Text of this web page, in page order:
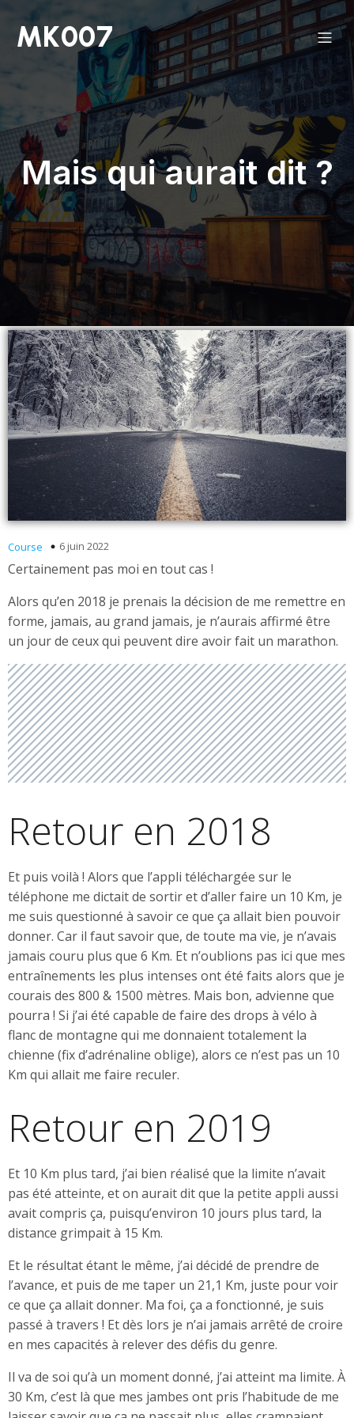
MK007
Mais qui aurait dit ?
Course 6 juin 2022
Certainement pas moi en tout cas !
Alors qu’en 2018 je prenais la décision de me remettre en
forme, jamais, au grand jamais, je n’aurais affirmé être
un jour de ceux qui peuvent dire avoir fait un marathon.
Retour en 2018
Et puis voilà ! Alors que l’appli téléchargée sur le
téléphone me dictait de sortir et d’aller faire un 10 Km, je
me suis questionné à savoir ce que ça allait bien pouvoir
donner. Car il faut savoir que, de toute ma vie, je n’avais
jamais couru plus que 6 Km. Et n’oublions pas ici que mes
entraînements les plus intenses ont été faits alors que je
courais des 800 & 1500 mètres. Mais bon, advienne que
pourra ! Si j’ai été capable de faire des drops à vélo à
flanc de montagne qui me donnaient totalement la
chienne (fix d’adrénaline oblige), alors ce n’est pas un 10
Km qui allait me faire reculer.
Retour en 2019
Et 10 Km plus tard, j’ai bien réalisé que la limite n’avait
pas été atteinte, et on aurait dit que la petite appli aussi
avait compris ça, puisqu’environ 10 jours plus tard, la
distance grimpait à 15 Km.
Et le résultat étant le même, j’ai décidé de prendre de
l’avance, et puis de me taper un 21,1 Km, juste pour voir
ce que ça allait donner. Ma foi, ça a fonctionné, je suis
passé à travers ! Et dès lors je n’ai jamais arrêté de croire
en mes capacités à relever des défis du genre.
Il va de soi qu’à un moment donné, j’ai atteint ma limite. À
30 Km, c’est là que mes jambes ont pris l’habitude de me